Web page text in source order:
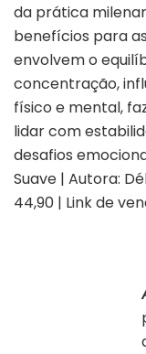
da prática
benefícios para
envolvem o
concentração,
físico e mental,
lidar com
desafios
Suave | Autora:
44,90 | Link de